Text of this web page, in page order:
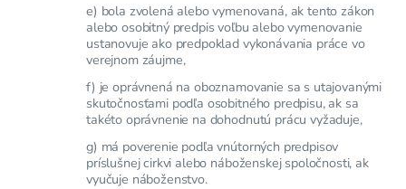
e) bola zvolená alebo vymenovaná, ak tento zákon
alebo osobitný predpis voľbu alebo vymenovanie
ustanovuje ako predpoklad vykonávania práce vo
verejnom záujme,
f) je oprávnená na oboznamovanie sa s utajovanými
skutočnosťami podľa osobitného predpisu, ak sa
takéto oprávnenie na dohodnutú prácu vyžaduje,
g) má poverenie podľa vnútorných predpisov
príslušnej cirkvi alebo náboženskej spoločnosti, ak
vyučuje náboženstvo.